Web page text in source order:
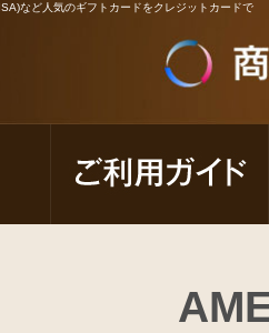
など人気のギフトカードをクレジットカードで